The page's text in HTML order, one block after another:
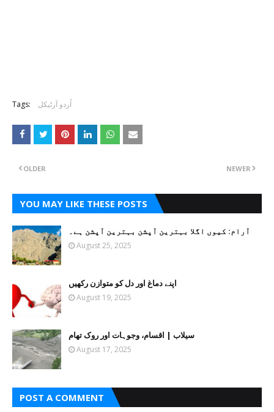
Tags: اُردو آرٹیکل
NEWER
OLDER
YOU MAY LIKE THESE POSTS
آرام: کیوں اگلا بہترین آپشن بہترین آپشن ہے۔
August 25, 2025
اپنے دماغ اور دل کو متوازن رکھیں
August 19, 2025
سیلاب | اقسام، وجوہات اور روک تھام
August 17, 2025
POST A COMMENT